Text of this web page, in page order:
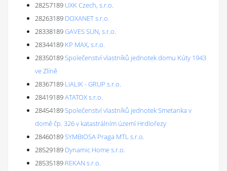
28257189 UXK Czech, s.r.o.
28263189 DOXANET s.r.o.
28338189GAVES SUN, s.r.o.
28344189 KP MAX, s.r.o.
28350189Společenství vlastníků jednotek domu Kúty 1943
ve Zlíně
28367189 LIALIK - GRUP s.r.o.
28419189ATATOX s.r.o.
28454189Společenství vlastníků jednotek Smetanka v
domě čp. 326 v katastrálním území Hrdlořezy
28460189SYMBIOSA Praga MTL s.r.o.
28529189 Dynamic Home s.r.o.
28535189 REKAN s.r.o.